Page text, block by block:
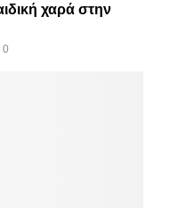
χαρά στην
0